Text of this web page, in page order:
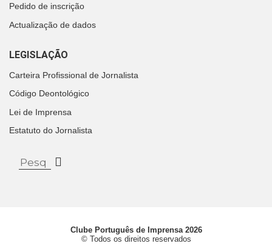
Pedido de inscrição
Actualização de dados
LEGISLAÇÃO
Carteira Profissional de Jornalista
Código Deontológico
Lei de Imprensa
Estatuto do Jornalista
Clube Português de Imprensa 2026
© Todos os direitos reservados